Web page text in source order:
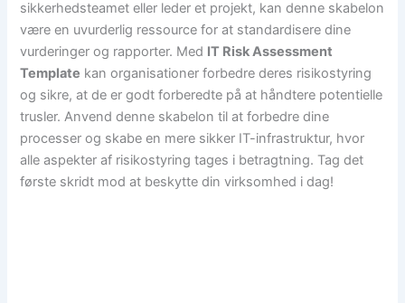
sikkerhedsteamet eller leder et projekt, kan denne skabelon
være en uvurderlig ressource for at standardisere dine
vurderinger og rapporter. Med IT Risk Assessment
Template kan organisationer forbedre deres risikostyring
og sikre, at de er godt forberedte på at håndtere potentielle
trusler. Anvend denne skabelon til at forbedre dine
processer og skabe en mere sikker IT-infrastruktur, hvor
alle aspekter af risikostyring tages i betragtning. Tag det
første skridt mod at beskytte din virksomhed i dag!